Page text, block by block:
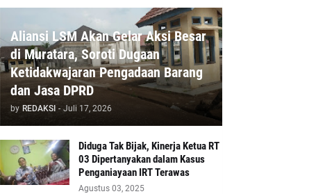
Aliansi LSM Akan Gelar Aksi Besar
di Muratara, Soroti Dugaan
Ketidakwajaran Pengadaan Barang
dan Jasa DPRD
by REDAKSI - Juli 17, 2026
Diduga Tak Bijak, Kinerja Ketua RT
03 Dipertanyakan dalam Kasus
Penganiayaan IRT Terawas
Agustus 03, 2025